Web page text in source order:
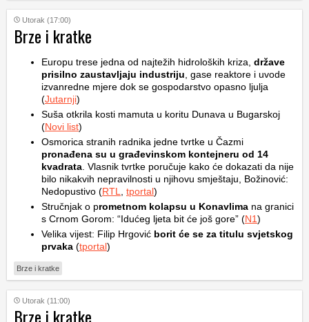
Utorak (17:00)
Brze i kratke
Europu trese jedna od najtežih hidroloških kriza, države
prisilno zaustavljaju industriju , gase reaktore i uvode
izvanredne mjere dok se gospodarstvo opasno ljulja
(Jutarnji)
Suša otkrila kosti mamuta u koritu Dunava u Bugarskoj
(Novi list)
Osmorica stranih radnika jedne tvrtke u Čazmi
pronađena su u građevinskom kontejneru od 14
kvadrata . Vlasnik tvrtke poručuje kako će dokazati da nije
bilo nikakvih nepravilnosti u njihovu smještaju, Božinović:
Nedopustivo (RTL tportal)
Stručnjak o prometnom kolapsu u Konavlima na granici
s Crnom Gorom: “Idućeg ljeta bit će još gore” (N1)
Velika vijest: Filip Hrgović borit će se za titulu svjetskog
prvaka (tportal)
Brze i kratke
Utorak (11:00)
Brze i kratke